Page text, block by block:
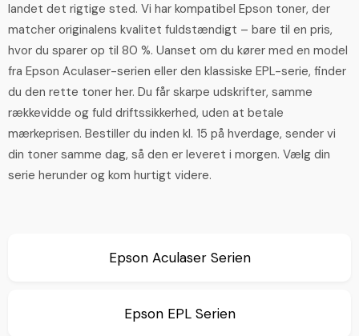
landet det rigtige sted. Vi har kompatibel Epson toner, der
matcher originalens kvalitet fuldstændigt – bare til en pris,
hvor du sparer op til 80 %. Uanset om du kører med en model
fra Epson Aculaser-serien eller den klassiske EPL-serie, finder
du den rette toner her. Du får skarpe udskrifter, samme
rækkevidde og fuld driftssikkerhed, uden at betale
mærkeprisen. Bestiller du inden kl. 15 på hverdage, sender vi
din toner samme dag, så den er leveret i morgen. Vælg din
serie herunder og kom hurtigt videre.
Epson Aculaser Serien
Epson EPL Serien